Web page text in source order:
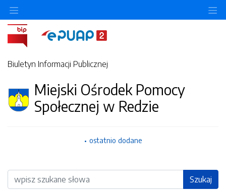
Biuletyn Informacji Publicznej
Miejski Ośrodek Pomocy
Społecznej w Redzie
ostatnio dodane
Wyszukiwarka Szukaj